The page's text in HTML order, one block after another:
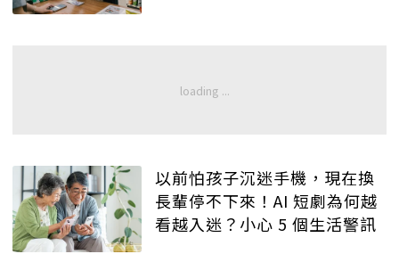
以前怕孩子沉迷手機，現在換
長輩停不下來！AI 短劇為何越
看越入迷？小心 5 個生活警訊